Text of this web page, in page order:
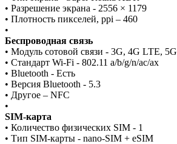
• Разрешение экрана - 2556 × 1179
• Плотность пикселей, ppi – 460
•
Беспроводная связь
• Модуль сотовой связи - 3G, 4G LTE, 5G
• Стандарт Wi-Fi - 802.11 a/b/g/n/ac/ax
• Bluetooth - Есть
• Версия Bluetooth - 5.3
• Другое – NFC
•
SIM-карта
• Количество физических SIM - 1
• Тип SIM-карты - nano-SIM + eSIM